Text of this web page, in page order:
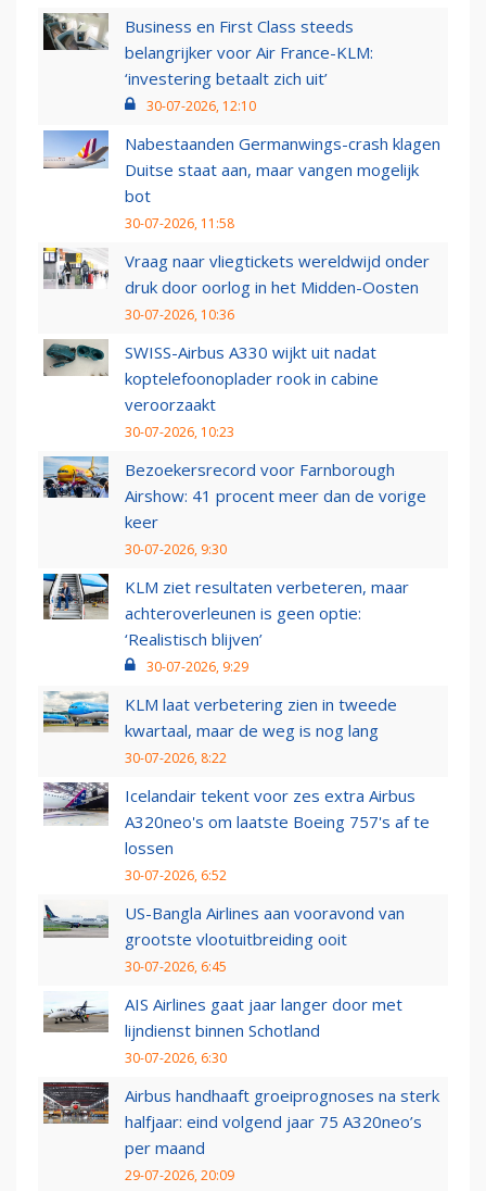
Business en First Class steeds
belangrijker voor Air France-KLM:
‘investering betaalt zich uit’
30-07-2026, 12:10
Nabestaanden Germanwings-crash klagen
Duitse staat aan, maar vangen mogelijk
bot
30-07-2026, 11:58
Vraag naar vliegtickets wereldwijd onder
druk door oorlog in het Midden-Oosten
30-07-2026, 10:36
SWISS-Airbus A330 wijkt uit nadat
koptelefoonoplader rook in cabine
veroorzaakt
30-07-2026, 10:23
Bezoekersrecord voor Farnborough
Airshow: 41 procent meer dan de vorige
keer
30-07-2026, 9:30
KLM ziet resultaten verbeteren, maar
achteroverleunen is geen optie:
‘Realistisch blijven’
30-07-2026, 9:29
KLM laat verbetering zien in tweede
kwartaal, maar de weg is nog lang
30-07-2026, 8:22
Icelandair tekent voor zes extra Airbus
A320neo's om laatste Boeing 757's af te
lossen
30-07-2026, 6:52
US-Bangla Airlines aan vooravond van
grootste vlootuitbreiding ooit
30-07-2026, 6:45
AIS Airlines gaat jaar langer door met
lijndienst binnen Schotland
30-07-2026, 6:30
Airbus handhaaft groeiprognoses na sterk
halfjaar: eind volgend jaar 75 A320neo’s
per maand
29-07-2026, 20:09